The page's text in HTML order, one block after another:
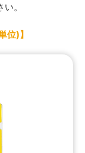
。
位)】